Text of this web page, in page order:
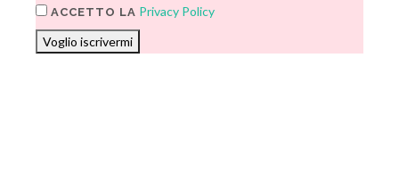
ACCETTO LA Privacy Policy
Voglio iscrivermi